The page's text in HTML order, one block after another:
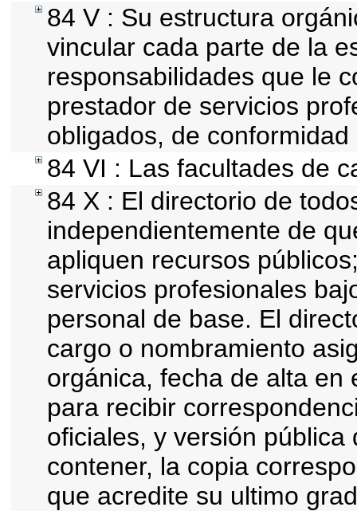
84 V : Su estructura
vincular cada parte de la
responsabilidades que le
prestador de servicios
obligados, de
84 VI : Las facultades de
84 X : El directorio de
independientemente de
apliquen recursos
servicios profesionales
personal de base. El
cargo o nombramiento
orgánica, fecha de alta en
para recibir
oficiales, y versión
contener, la copia
que acredite su ultimo